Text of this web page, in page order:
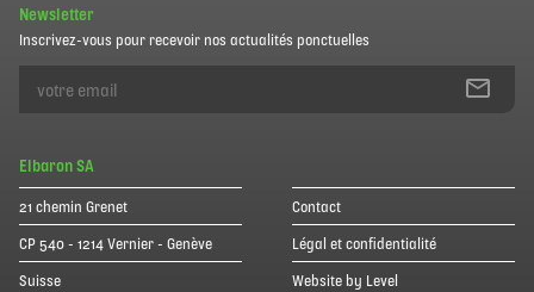
Newsletter
Inscrivez-vous pour recevoir nos actualités ponctuelles
Elbaron SA
21 chemin Grenet
CP 540 - 1214 Vernier - Genève
Suisse
Contact
Légal et confidentialité
Website by Level